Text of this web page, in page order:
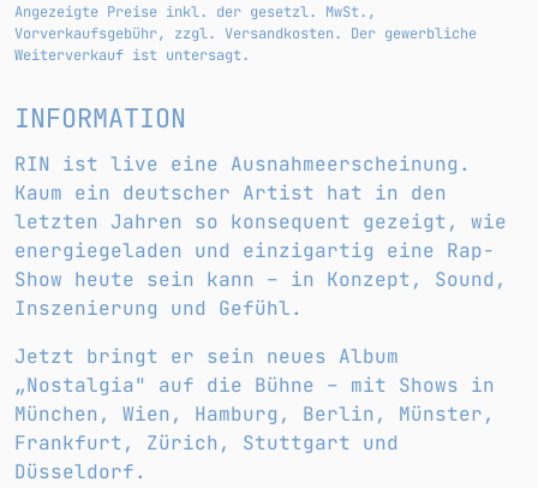
Angezeigte Preise inkl. der gesetzl. MwSt.,
Vorverkaufsgebühr, zzgl. Versandkosten. Der gewerbliche
Weiterverkauf ist untersagt.
INFORMATION
RIN ist live eine Ausnahmeerscheinung.
Kaum ein deutscher Artist hat in den
letzten Jahren so konsequent gezeigt, wie
energiegeladen und einzigartig eine Rap-
Show heute sein kann – in Konzept, Sound,
Inszenierung und Gefühl.
Jetzt bringt er sein neues Album
„Nostalgia" auf die Bühne – mit Shows in
München, Wien, Hamburg, Berlin, Münster,
Frankfurt, Zürich, Stuttgart und
Düsseldorf.